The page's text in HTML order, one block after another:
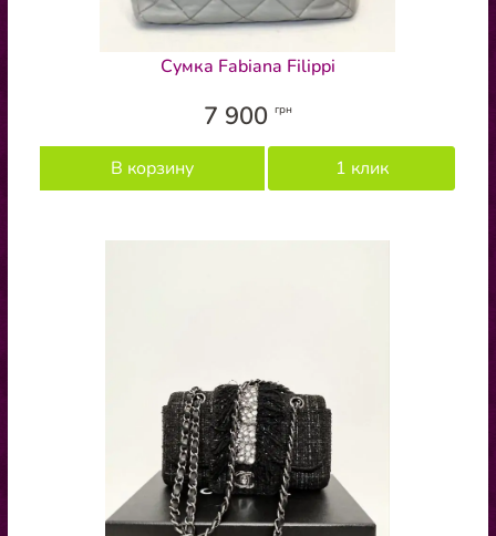
Сумка Fabiana Filippi
7 900 грн
В корзину 1 клик